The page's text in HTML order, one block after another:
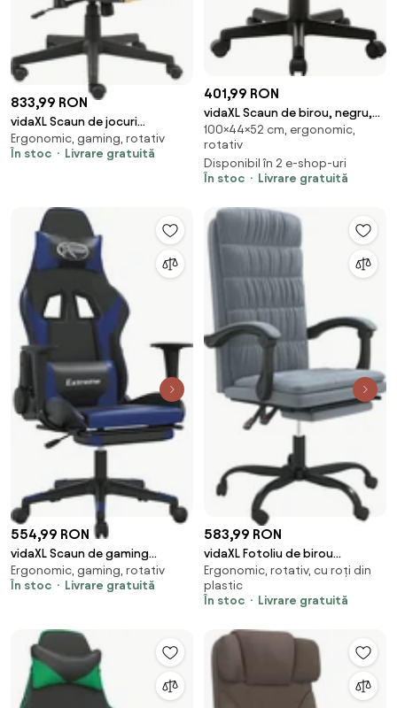
833,99 RON
vidaXL Scaun de jocuri
pivotant, auriu, PVC
Ergonomic, gaming, rotativ
În stoc
Livrare gratuită
401,99 RON
vidaXL Scaun de birou, negru,
44x52x100 cm, plasă textil
100×44×52 cm, ergonomic,
rotativ
Disponibil în 2 e-shop-uri
În stoc
Livrare gratuită
554,99 RON
vidaXL Scaun de gaming
masaj/suport picioare
negru/albastru piele eco
Ergonomic, gaming, rotativ
În stoc
Livrare gratuită
583,99 RON
vidaXL Fotoliu de birou
rabatabil, gri închis, catifea
Ergonomic, rotativ, cu roți din
plastic
În stoc
Livrare gratuită